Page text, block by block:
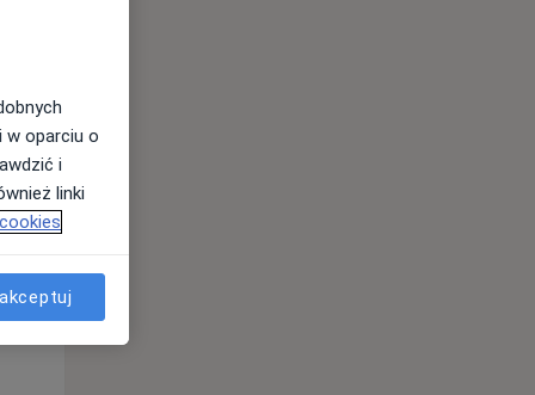
Śr,
12 Sie
w oparciu o
i
linki